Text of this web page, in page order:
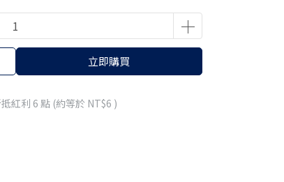
立即購買
紅利 6 點 (約等於 NT$6 )